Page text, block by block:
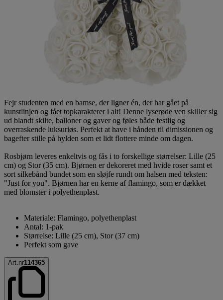
Fejr studenten med en bamse, der ligner én, der har gået på
kunstlinjen og fået topkarakterer i alt! Denne lyserøde ven skiller sig
ud blandt skilte, balloner og gaver og føles både festlig og
overraskende luksuriøs. Perfekt at have i hånden til dimissionen og
bagefter stille på hylden som et lidt flottere minde om dagen.
Rosbjørn leveres enkeltvis og fås i to forskellige størrelser: Lille (25
cm) og Stor (35 cm). Bjørnen er dekoreret med hvide roser samt et
sort silkebånd bundet som en sløjfe rundt om halsen med teksten:
"Just for you". Bjørnen har en kerne af flamingo, som er dækket
med blomster i polyethenplast.
Materiale: Flamingo, polyethenplast
Antal: 1-pak
Størrelse: Lille (25 cm), Stor (37 cm)
Perfekt som gave
Art.nr114365